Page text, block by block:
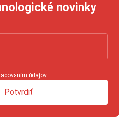
novinky
údajov.
Potvrdiť